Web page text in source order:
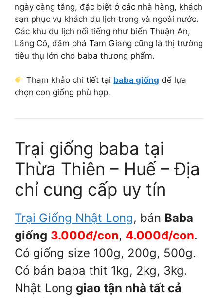
ngày càng tăng, đặc biệt ở các nhà hàng, khách
sạn phục vụ khách du lịch trong và ngoài nước.
Các khu du lịch nổi tiếng như biển Thuận An,
Lăng Cô, đầm phá Tam Giang cũng là thị trường
tiêu thụ lớn cho baba thương phẩm.
Tham khảo chi tiết tại baba giống để lựa
chọn con giống phù hợp.
Trại giống baba tại
Thừa Thiên – Huế – Địa
chỉ cung cấp uy tín
Trại Giống Nhật Long, bán Baba
giống 3.000đ/con, 4.000đ/con.
Có giống size 100g, 200g, 500g.
Có bán baba thit 1kg, 2kg, 3kg.
Nhật Long giao tận nhà tất cả